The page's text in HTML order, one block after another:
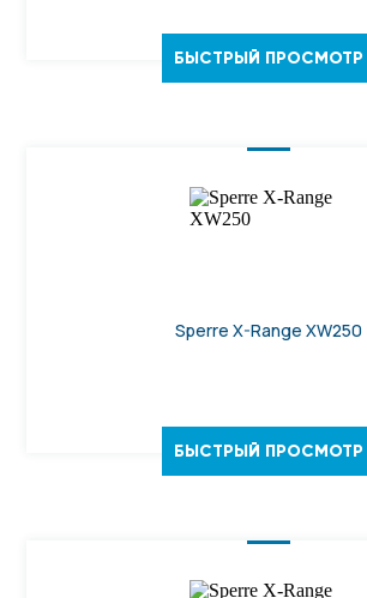
БЫСТРЫЙ ПРОСМОТР
Sperre X-Range XW250
БЫСТРЫЙ ПРОСМОТР